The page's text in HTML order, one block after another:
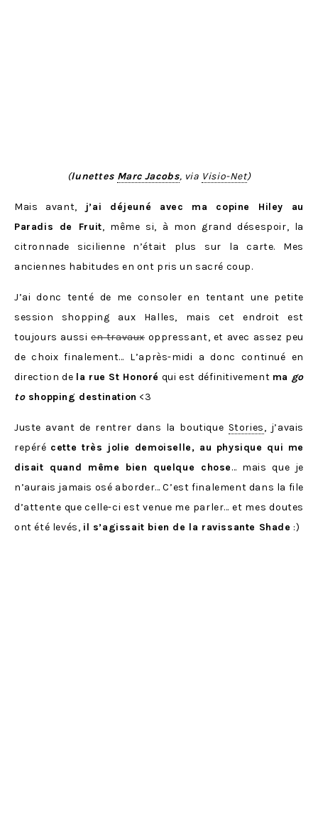
(lunettes Marc Jacobs, via Visio-Net)
Mais avant,
j’ai déjeuné avec ma copine Hiley au
Paradis de Fruit, même si, à mon grand désespoir, la
citronnade sicilienne n’était plus sur la carte. Mes
anciennes habitudes en ont pris un sacré coup.
J’ai donc tenté de me consoler en tentant une petite
session shopping aux Halles, mais cet endroit est
toujours aussi en travaux oppressant, et avec assez peu
de choix finalement… L’après-midi a donc continué en
direction de la rue St Honoré qui est définitivement ma go
toshopping destination <3
Juste avant de rentrer dans la boutique Stories, j’avais
repéré cette très jolie demoiselle, au physique qui me
disait quand même bien quelque chose… mais que je
n’aurais jamais osé aborder… C’est finalement dans la file
d’attente que celle-ci est venue me parler… et mes doutes
ont été levés, il s’agissait bien de la ravissante Shade :)